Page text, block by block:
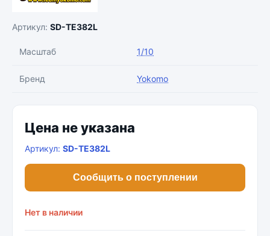
Артикул: SD-TE382L
Масштаб 1/10
Бренд Yokomo
Цена не указана
Артикул: SD-TE382L
Сообщить о поступлении
Нет в наличии